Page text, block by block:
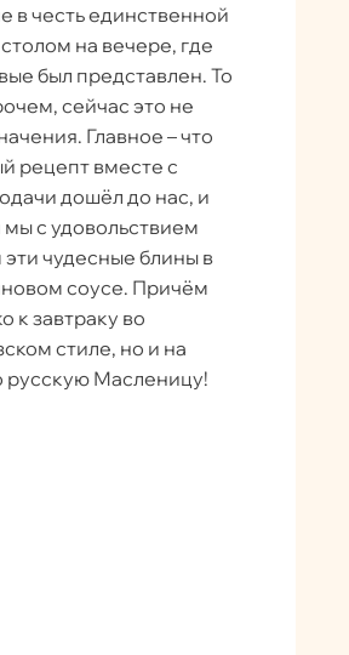
в честь единственной
на вечере, где
был представлен. То
сейчас это не
Главное – что
рецепт вместе с
дошёл до нас, и
мы с удовольствием
эти чудесные блины в
соусе. Причём
к завтраку во
стиле, но и на
русскую Масленицу!